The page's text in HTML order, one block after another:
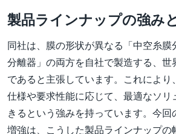
製品ラインナップの強み
同社は、膜の形状が異なる「中空糸
分離器」の両方を自社で製造する、世
であると主張しています。これによ
仕様や要求性能に応じて、最適なソリ
きるという強みを持っています。今
増強は、こうした製品ラインナップの